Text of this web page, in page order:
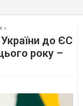
»
до ЄС
року –